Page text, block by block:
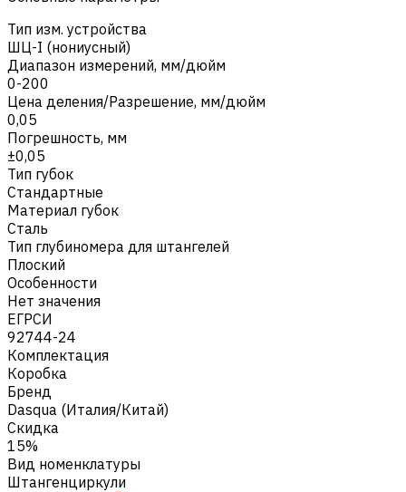
Тип изм. устройства
ШЦ-I (нониусный)
Диапазон измерений, мм/дюйм
0-200
Цена деления/Разрешение, мм/дюйм
0,05
Погрешность, мм
±0,05
Тип губок
Стандартные
Материал губок
Сталь
Тип глубиномера для штангелей
Плоский
Особенности
Нет значения
ЕГРСИ
92744-24
Комплектация
Коробка
Бренд
Dasqua (Италия/Китай)
Скидка
15%
Вид номенклатуры
Штангенциркули